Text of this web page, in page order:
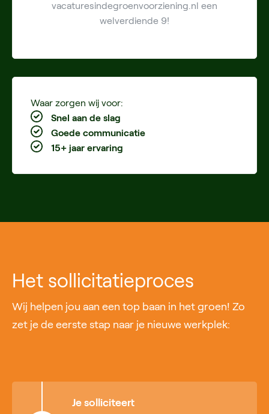
vacaturesindegroenvoorziening.nl een
welverdiende 9!
Waar zorgen wij voor:
Snel aan de slag
Goede communicatie
15+ jaar ervaring
Het sollicitatieproces
Wij helpen jou aan een top baan in het groen! Zo
zet je de eerste stap naar je nieuwe werkplek:
Je solliciteert